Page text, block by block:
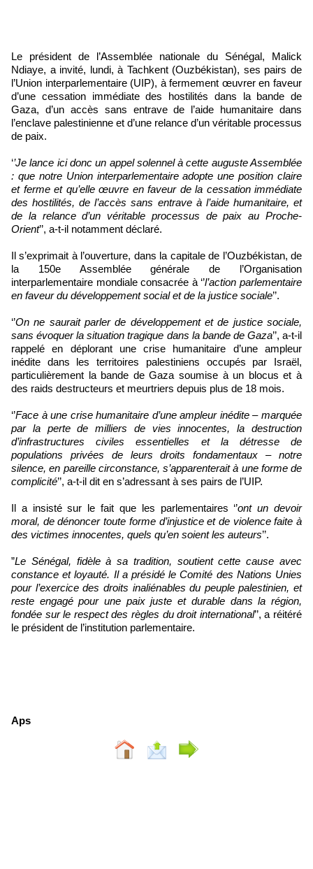
Le président de l’Assemblée nationale du Sénégal, Malick
Ndiaye, a invité, lundi, à Tachkent (Ouzbékistan), ses pairs de
l’Union interparlementaire (UIP), à fermement œuvrer en faveur
d’une cessation immédiate des hostilités dans la bande de
Gaza, d’un accès sans entrave de l’aide humanitaire dans
l’enclave palestinienne et d’une relance d’un véritable processus
de paix.
‘’Je lance ici donc un appel solennel à cette auguste Assemblée
: que notre Union interparlementaire adopte une position claire
et ferme et qu’elle œuvre en faveur de la cessation immédiate
des hostilités, de l’accès sans entrave à l’aide humanitaire, et
de la relance d’un véritable processus de paix au Proche-
Orient’’, a-t-il notamment déclaré.
Il s’exprimait à l’ouverture, dans la capitale de l’Ouzbékistan, de
la 150e Assemblée générale de l’Organisation
interparlementaire mondiale consacrée à ‘’l’action parlementaire
en faveur du développement social et de la justice sociale’’.
‘’On ne saurait parler de développement et de justice sociale,
sans évoquer la situation tragique dans la bande de Gaza’’, a-t-il
rappelé en déplorant une crise humanitaire d’une ampleur
inédite dans les territoires palestiniens occupés par Israël,
particulièrement la bande de Gaza soumise à un blocus et à
des raids destructeurs et meurtriers depuis plus de 18 mois.
‘’Face à une crise humanitaire d’une ampleur inédite – marquée
par la perte de milliers de vies innocentes, la destruction
d’infrastructures civiles essentielles et la détresse de
populations privées de leurs droits fondamentaux – notre
silence, en pareille circonstance, s’apparenterait à une forme de
complicité’’, a-t-il dit en s’adressant à ses pairs de l’UIP.
Il a insisté sur le fait que les parlementaires ‘’ont un devoir
moral, de dénoncer toute forme d’injustice et de violence faite à
des victimes innocentes, quels qu’en soient les auteurs’’.
”Le Sénégal, fidèle à sa tradition, soutient cette cause avec
constance et loyauté. Il a présidé le Comité des Nations Unies
pour l’exercice des droits inaliénables du peuple palestinien, et
reste engagé pour une paix juste et durable dans la région,
fondée sur le respect des règles du droit international’’, a réitéré
le président de l’institution parlementaire.
Aps